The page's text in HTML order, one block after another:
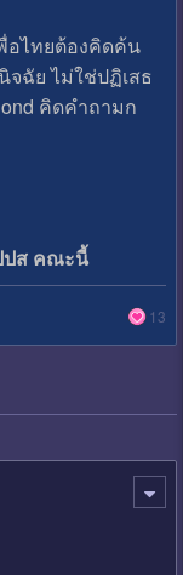
อไทยต้องคิดค้น
ฉัย ไม่ใช่ปฏิเสธ
คิดคำถามก
ปส คณะนี้
13